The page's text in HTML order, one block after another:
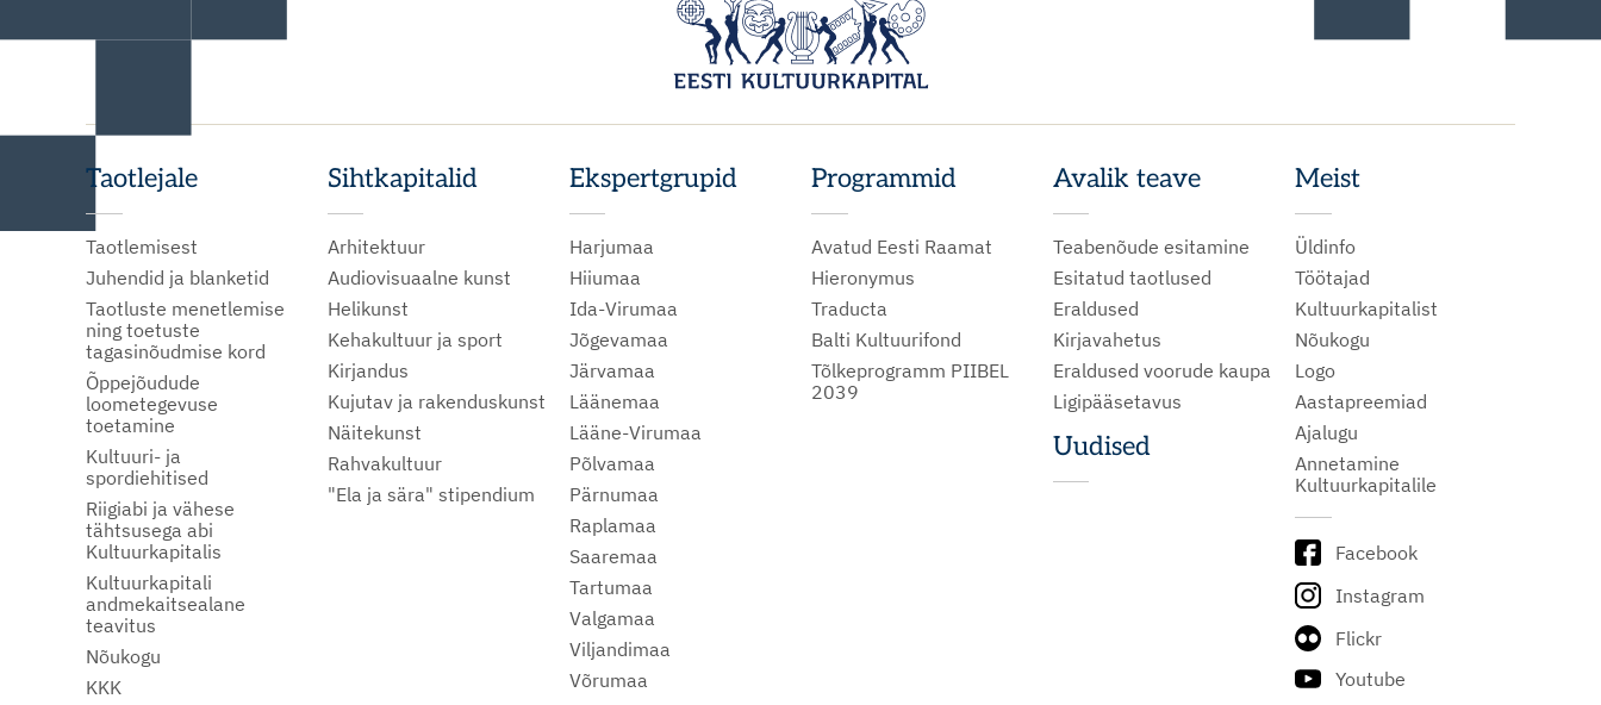
Taotlejale
Taotlemisest
Juhendid ja blanketid
Taotluste menetlemise
ning toetuste
tagasinõudmise kord
Õppejõudude
loometegevuse
toetamine
Kultuuri- ja
spordiehitised
Riigiabi ja vähese
tähtsusega abi
Kultuurkapitalis
Kultuurkapitali
andmekaitsealane
teavitus
Nõukogu
KKK
Sihtkapitalid
Arhitektuur
Audiovisuaalne kunst
Helikunst
Kehakultuur ja sport
Kirjandus
Kujutav ja rakenduskunst
Näitekunst
Rahvakultuur
"Ela ja sära" stipendium
Ekspertgrupid
Harjumaa
Hiiumaa
Ida-Virumaa
Jõgevamaa
Järvamaa
Läänemaa
Lääne-Virumaa
Põlvamaa
Pärnumaa
Raplamaa
Saaremaa
Tartumaa
Valgamaa
Viljandimaa
Võrumaa
Programmid
Avatud Eesti Raamat
Hieronymus
Traducta
Balti Kultuurifond
Tõlkeprogramm PIIBEL
2039
Avalik teave
Teabenõude esitamine
Esitatud taotlused
Eraldused
Kirjavahetus
Eraldused voorude kaupa
Ligipääsetavus
Uudised
Meist
Üldinfo
Töötajad
Kultuurkapitalist
Nõukogu
Logo
Aastapreemiad
Ajalugu
Annetamine
Kultuurkapitalile
Facebook
Instagram
Flickr
Youtube